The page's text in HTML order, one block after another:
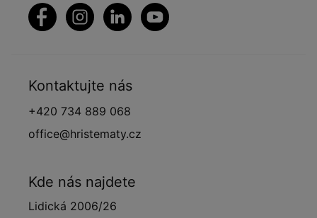
Kontaktujte nás
+420 734 889 068
office@hristematy.cz
Kde nás najdete
Lidická 2006/26